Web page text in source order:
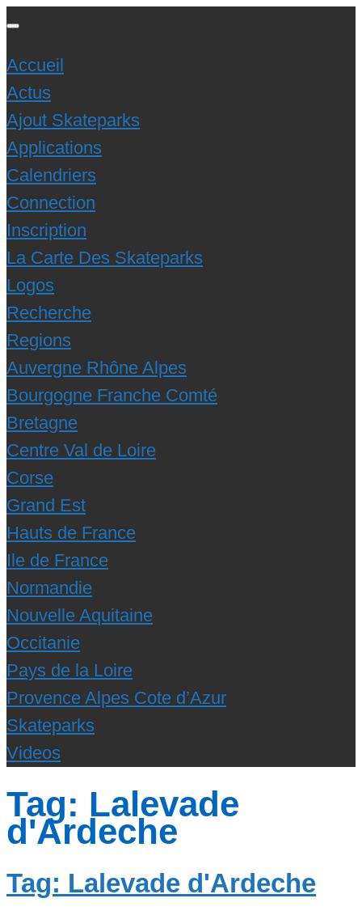
Accueil
Actus
Ajout Skateparks
Applications
Calendriers
Connection
Inscription
La Carte Des Skateparks
Logos
Recherche
Regions
Auvergne Rhône Alpes
Bourgogne Franche Comté
Bretagne
Centre Val de Loire
Corse
Grand Est
Hauts de France
Ile de France
Normandie
Nouvelle Aquitaine
Occitanie
Pays de la Loire
Provence Alpes Cote d’Azur
Skateparks
Videos
Tag: Lalevade
d'Ardeche
Tag: Lalevade d'Ardeche